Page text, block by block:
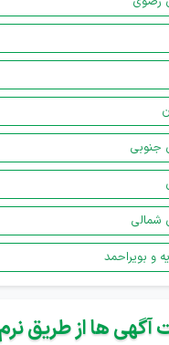
جنوبی
شمالی
و بویراحمد
آگهی ها از طریق